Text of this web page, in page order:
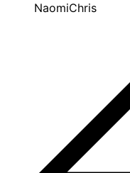
NaomiChris